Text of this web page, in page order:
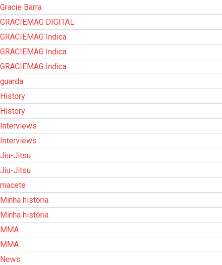
Gracie Barra
GRACIEMAG DIGITAL
GRACIEMAG Indica
GRACIEMAG Indica
GRACIEMAG Indica
guarda
History
History
Interviews
Interviews
Jiu-Jitsu
Jiu-Jitsu
macete
Minha história
Minha história
MMA
MMA
News